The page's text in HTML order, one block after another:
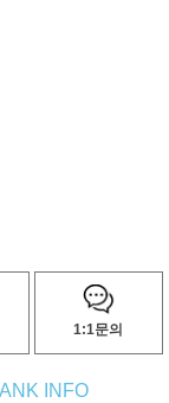
1:1문의
INFO